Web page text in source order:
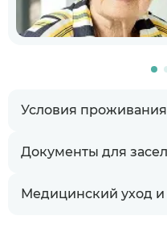
Условия проживания
Документы для
Медицинский уход и